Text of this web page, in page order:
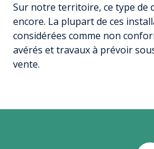
Sur notre territoire, ce type de
encore. La plupart de ces
considérées comme non
avérés et travaux à prévoir
vente.